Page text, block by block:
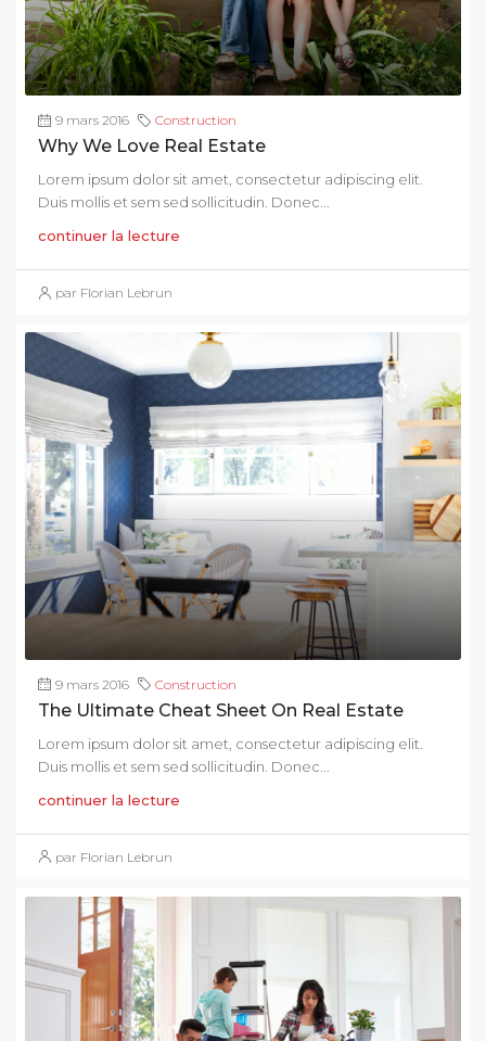
9 mars 2016 Construction
Why We Love Real Estate
Lorem ipsum dolor sit amet, consectetur adipiscing elit.
Duis mollis et sem sed sollicitudin. Donec...
continuer la lecture
par Florian Lebrun
9 mars 2016 Construction
The Ultimate Cheat Sheet On Real Estate
Lorem ipsum dolor sit amet, consectetur adipiscing elit.
Duis mollis et sem sed sollicitudin. Donec...
continuer la lecture
par Florian Lebrun